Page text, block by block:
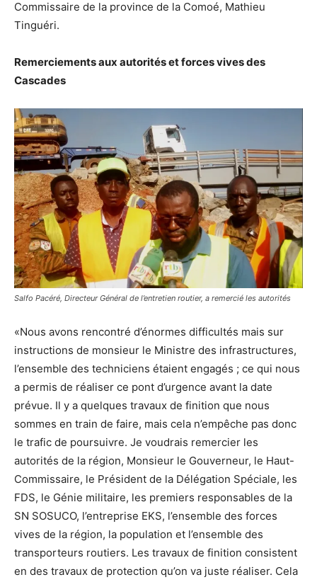
Commissaire de la province de la Comoé, Mathieu
Tinguéri.
Remerciements aux autorités et forces vives des
Cascades
Salfo Pacéré, Directeur Général de l’entretien routier, a remercié les autorités
«Nous avons rencontré d’énormes difficultés mais sur
instructions de monsieur le Ministre des infrastructures,
l’ensemble des techniciens étaient engagés ; ce qui nous
a permis de réaliser ce pont d’urgence avant la date
prévue. Il y a quelques travaux de finition que nous
sommes en train de faire, mais cela n’empêche pas donc
le trafic de poursuivre. Je voudrais remercier les
autorités de la région, Monsieur le Gouverneur, le Haut-
Commissaire, le Président de la Délégation Spéciale, les
FDS, le Génie militaire, les premiers responsables de la
SN SOSUCO, l’entreprise EKS, l’ensemble des forces
vives de la région, la population et l’ensemble des
transporteurs routiers. Les travaux de finition consistent
en des travaux de protection qu’on va juste réaliser. Cela